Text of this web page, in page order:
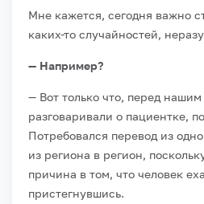
Мне кажется, сегодня важно
каких-то случайностей,
— Например?
— Вот только что, перед
разговаривали о пациентке,
Потребовался перевод из
из региона в регион,
причина в том, что человек
пристегнувшись.